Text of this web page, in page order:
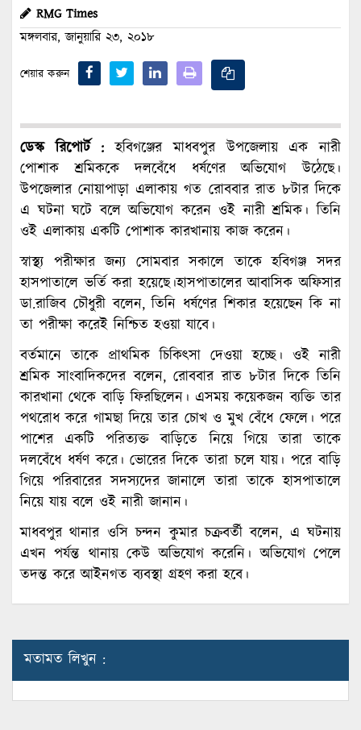
RMG Times
মঙ্গলবার, জানুয়ারি ২৩, ২০১৮
শেয়ার করুন
ডেস্ক রিপোর্ট : হবিগঞ্জের মাধবপুর উপজেলায় এক নারী
পোশাক শ্রমিককে দলবেঁধে ধর্ষণের অভিযোগ উঠেছে।
উপজেলার নোয়াপাড়া এলাকায় গত রোববার রাত ৮টার দিকে
এ ঘটনা ঘটে বলে অভিযোগ করেন ওই নারী শ্রমিক। তিনি
ওই এলাকায় একটি পোশাক কারখানায় কাজ করেন।
স্বাস্থ্য পরীক্ষার জন্য সোমবার সকালে তাকে হবিগঞ্জ সদর
হাসপাতালে ভর্তি করা হয়েছে।হাসপাতালের আবাসিক অফিসার
ডা.রাজিব চৌধুরী বলেন, তিনি ধর্ষণের শিকার হয়েছেন কি না
তা পরীক্ষা করেই নিশ্চিত হওয়া যাবে।
বর্তমানে তাকে প্রাথমিক চিকিৎসা দেওয়া হচ্ছে। ওই নারী
শ্রমিক সাংবাদিকদের বলেন, রোববার রাত ৮টার দিকে তিনি
কারখানা থেকে বাড়ি ফিরছিলেন। এসময় কয়েকজন ব্যক্তি তার
পথরোধ করে গামছা দিয়ে তার চোখ ও মুখ বেঁধে ফেলে। পরে
পাশের একটি পরিত্যক্ত বাড়িতে নিয়ে গিয়ে তারা তাকে
দলবেঁধে ধর্ষণ করে। ভোরের দিকে তারা চলে যায়। পরে বাড়ি
গিয়ে পরিবারের সদস্যদের জানালে তারা তাকে হাসপাতালে
নিয়ে যায় বলে ওই নারী জানান।
মাধবপুর থানার ওসি চন্দন কুমার চক্রবর্তী বলেন, এ ঘটনায়
এখন পর্যন্ত থানায় কেউ অভিযোগ করেনি। অভিযোগ পেলে
তদন্ত করে আইনগত ব্যবস্থা গ্রহণ করা হবে।
মতামত লিখুন :